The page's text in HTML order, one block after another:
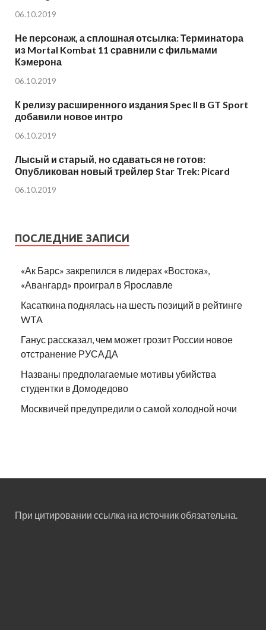
06.10.2019
Не персонаж, а сплошная отсылка: Терминатора
из Mortal Kombat 11 сравнили с фильмами
Кэмерона
06.10.2019
К релизу расширенного издания Spec II в GT Sport
добавили новое интро
06.10.2019
Лысый и старый, но сдаваться не готов:
Опубликован новый трейлер Star Trek: Picard
06.10.2019
ПОСЛЕДНИЕ ЗАПИСИ
«Ак Барс» закрепился в лидерах «Востока»,
«Авангард» проиграл в Ярославле
Касаткина поднялась на шесть позиций в рейтинге
WTA
Ганус рассказал, чем может грозит России новое
отстранение РУСАДА
Названы предполагаемые мотивы убийства
студентки в Домодедово
Москвичей предупредили о самой холодной ночи
При цитировании ссылка на источник обязательна.